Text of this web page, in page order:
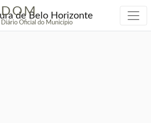
DOM
Diário Oficial do Município